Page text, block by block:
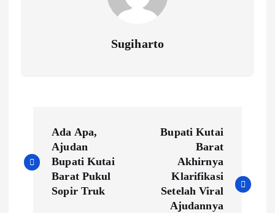
Sugiharto
a
Ada Apa,
Ajudan
Bupati Kutai
Barat Pukul
Sopir Truk
Bupati Kutai
Barat
Akhirnya
Klarifikasi
Setelah Viral
Ajudannya